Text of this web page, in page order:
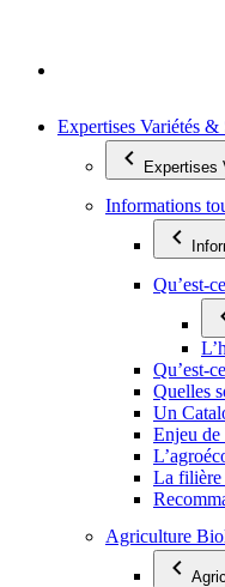
Expertises Variétés &
Expertises
Informations
Qu’est-
Qu’est-
Quelles
Un
Enjeu de
La filière
Agriculture